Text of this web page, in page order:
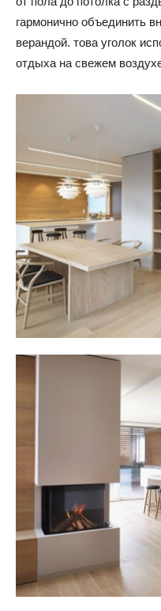
гармонично объединить
верандой. това уголок
отдыха на свежем